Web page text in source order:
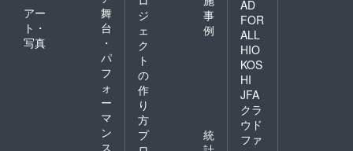
アー
ト・
写真
舞
台
・
パ
フ
ォ
ー
マ
ン
ス
ジ
ェ
ク
ト
の
作
り
方
事
例
プ
統
AD
FOR
ALL
HIO
KOS
HI
JFA
クラ
ウド
ファ